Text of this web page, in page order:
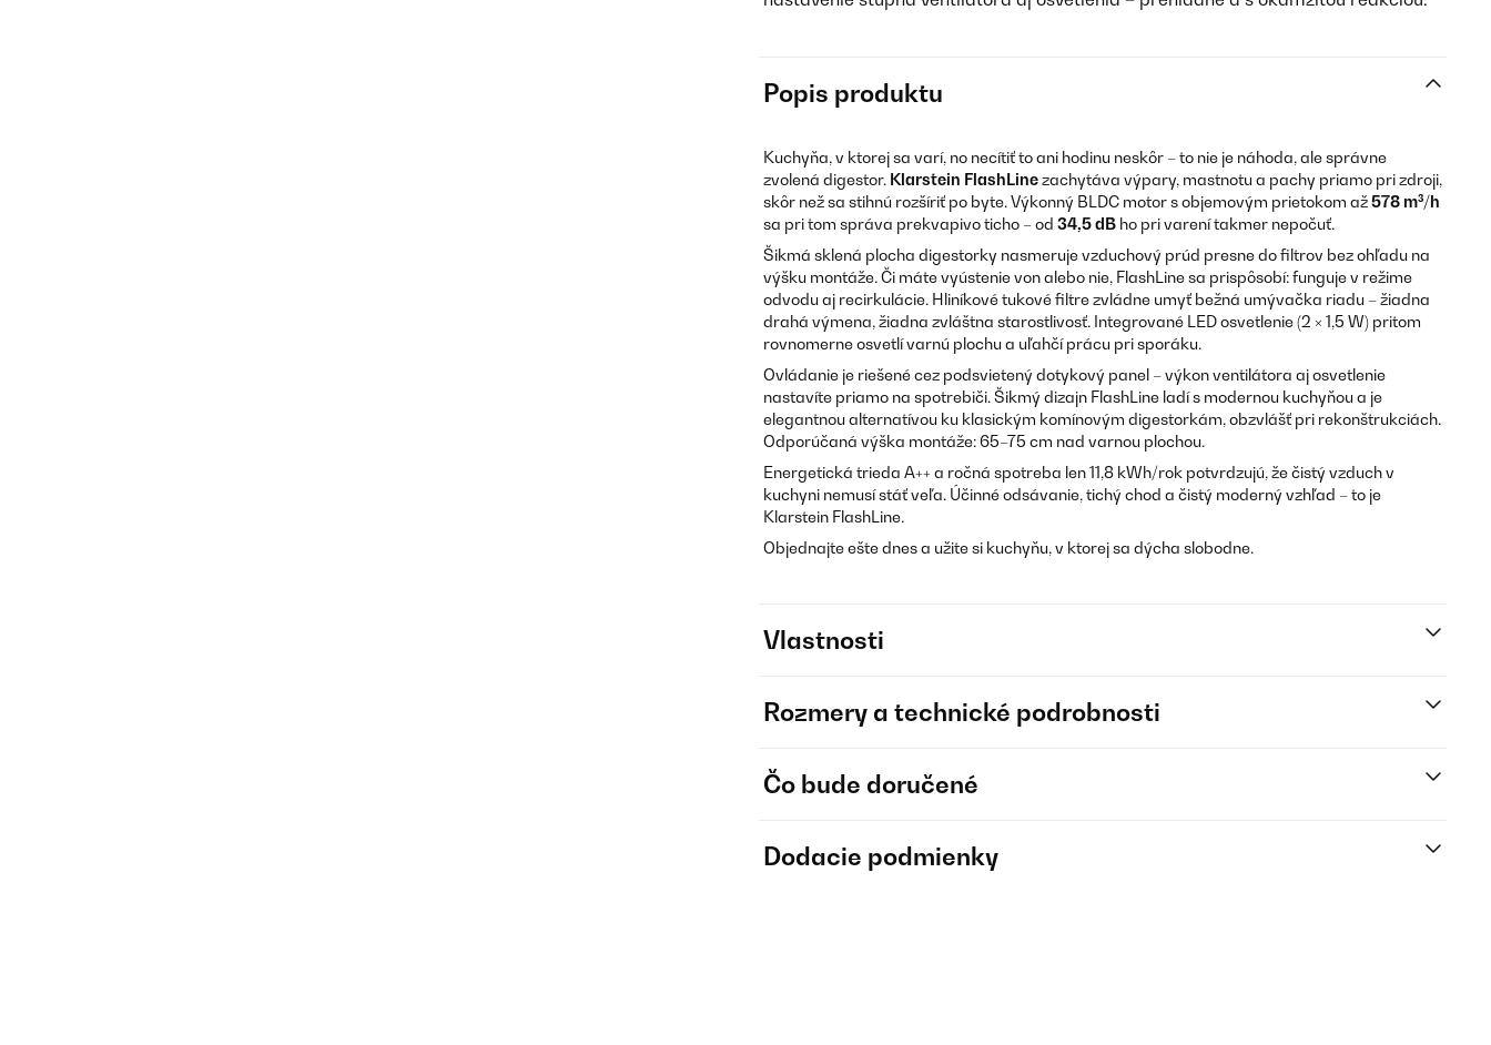
Popis produktu
Kuchyňa, v ktorej sa varí, no necítiť to ani hodinu neskôr – to nie je náhoda, ale správne
zvolená digestor. Klarstein FlashLinezachytáva výpary, mastnotu a pachy priamo pri zdroji,
skôr než sa stihnú rozšíriť po byte. Výkonný BLDC motor s objemovým prietokom až578 m³/h
sa pri tom správa prekvapivo ticho – od 34,5 dB ho pri varení takmer nepočuť.
Šikmá sklená plocha digestorky nasmeruje vzduchový prúd presne do filtrov bez ohľadu na
výšku montáže. Či máte vyústenie von alebo nie, FlashLine sa prispôsobí: funguje v režime
odvodu aj recirkulácie. Hliníkové tukové filtre zvládne umyť bežná umývačka riadu – žiadna
drahá výmena, žiadna zvláštna starostlivosť. Integrované LED osvetlenie (2 × 1,5 W) pritom
rovnomerne osvetlí varnú plochu a uľahčí prácu pri sporáku.
Ovládanie je riešené cez podsvietený dotykový panel – výkon ventilátora aj osvetlenie
nastavíte priamo na spotrebiči. Šikmý dizajn FlashLine ladí s modernou kuchyňou a je
elegantnou alternatívou ku klasickým komínovým digestorkám, obzvlášť pri rekonštrukciách.
Odporúčaná výška montáže: 65–75 cm nad varnou plochou.
Energetická trieda A++ a ročná spotreba len 11,8 kWh/rok potvrdzujú, že čistý vzduch v
kuchyni nemusí stáť veľa. Účinné odsávanie, tichý chod a čistý moderný vzhľad – to je
Klarstein FlashLine.
Objednajte ešte dnes a užite si kuchyňu, v ktorej sa dýcha slobodne.
Vlastnosti
Rozmery a technické podrobnosti
Čo bude doručené
Dodacie podmienky